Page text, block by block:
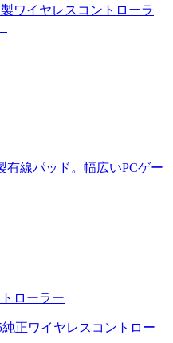
ワイヤレスコントローラ
有線パッド。幅広いPCゲー
ローラー
正ワイヤレスコントロー